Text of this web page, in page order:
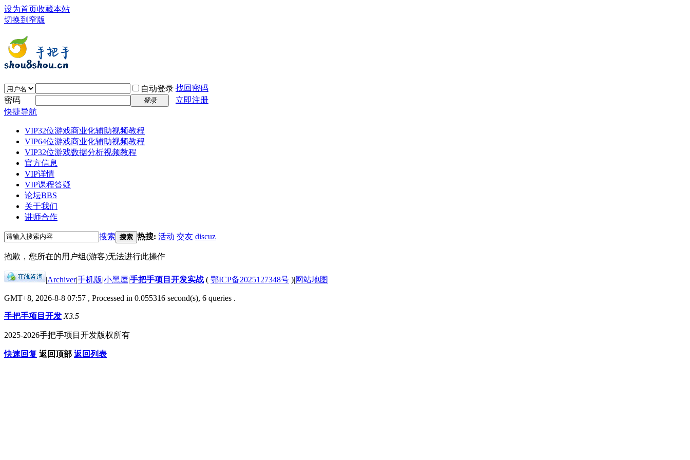
设为首页收藏本站
切换到窄版
自动登录 找回密码
密码
登录
立即注册
快捷导航
VIP32位游戏商业化辅助视频教程
VIP64位游戏商业化辅助视频教程
VIP32位游戏数据分析视频教程
官方信息
VIP详情
VIP课程答疑
论坛BBS
关于我们
讲师合作
搜索 搜索 热搜: 活动 交友 discuz
抱歉，您所在的用户组(游客)无法进行此操作
|Archiver|手机版|小黑屋|手把手项目开发实战 ( 鄂ICP备2025127348号 )|网站地图
GMT+8, 2026-8-8 07:57 , Processed in 0.055316 second(s), 6 queries .
手把手项目开发 X3.5
2025-2026手把手项目开发版权所有
快速回复 返回顶部 返回列表